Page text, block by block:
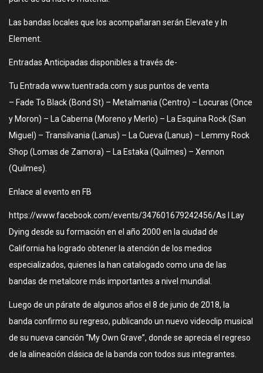
Las bandas locales que los acompañaran serán Elevate y In
Element.
Entradas Anticipadas disponibles a través de-
Tu Entrada www.tuentrada.com y sus puntos de venta
– Fade To Black (Bond St) – Metalmania (Centro) – Locuras (Once
y Moron) – La Caberna (Moreno y Merlo) – La Esquina Rock (San
Miguel) – Transilvania (Lanus) – La Cueva (Lanus) – Lemmy Rock
Shop (Lomas de Zamora) – La Estaka (Quilmes) – Xennon
(Quilmes).
Enlace al evento en FB
https://www.facebook.com/events/347601679242456/As I Lay
Dying desde su formación en el año 2000 en la ciudad de
California ha logrado obtener la atención de los medios
especializados, quienes la han catalogado como una de las
bandas de metalcore más importantes a nivel mundial.
Luego de un párate de algunos años el 8 de junio de 2018, la
banda confirmo su regreso, publicando un nuevo videoclip musical
de su nueva canción “My Own Grave”, donde se aprecia el regreso
de la alineación clásica de la banda con todos sus integrantes.